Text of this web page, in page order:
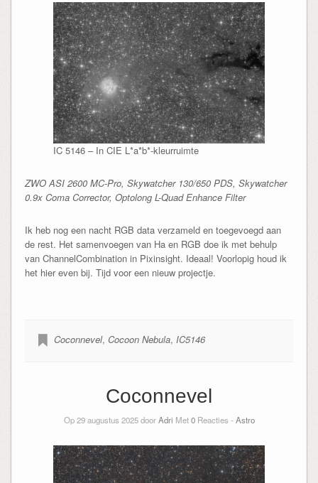
IC 5146 – In CIE L*a*b*-kleurruimte
ZWO ASI 2600 MC-Pro, Skywatcher 130/650 PDS, Skywatcher
0.9x Coma Corrector, Optolong L-Quad Enhance Filter
Ik heb nog een nacht RGB data verzameld en toegevoegd aan
de rest. Het samenvoegen van Ha en RGB doe ik met behulp
van ChannelCombination in Pixinsight. Ideaal! Voorlopig houd ik
het hier even bij. Tijd voor een nieuw projectje.
Coconnevel, Cocoon Nebula, IC5146
Coconnevel
Op 29 augustus 2025 doorAdri Met0Reacties - Astro